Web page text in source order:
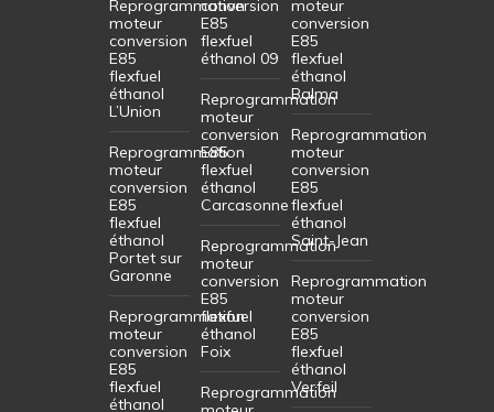
Reprogrammation
moteur
conversion
E85
flexfuel
éthanol
L’Union
Reprogrammation
moteur
conversion
E85
flexfuel
éthanol
Portet sur
Garonne
Reprogrammation
moteur
conversion
E85
flexfuel
éthanol
conversion
E85
flexfuel
éthanol 09
Reprogrammation
moteur
conversion
E85
flexfuel
éthanol
Carcasonne
Reprogrammation
moteur
conversion
E85
flexfuel
éthanol
Foix
Reprogrammation
moteur
conversion
E85
flexfuel
éthanol
Balma
Reprogrammation
moteur
conversion
E85
flexfuel
éthanol
Saint-Jean
Reprogrammation
moteur
conversion
E85
flexfuel
éthanol
Verfeil